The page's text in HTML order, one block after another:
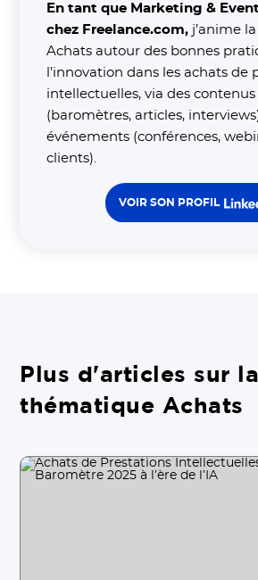
En tant que Marketing &
chez Freelance.com, j’anime
Achats autour des bonnes
l’innovation dans les achats de
intellectuelles, via des
(baromètres, articles,
événements (conférences,
clients).
VOIR SON PROFIL
Plus d'articles sur la
thématique Achats